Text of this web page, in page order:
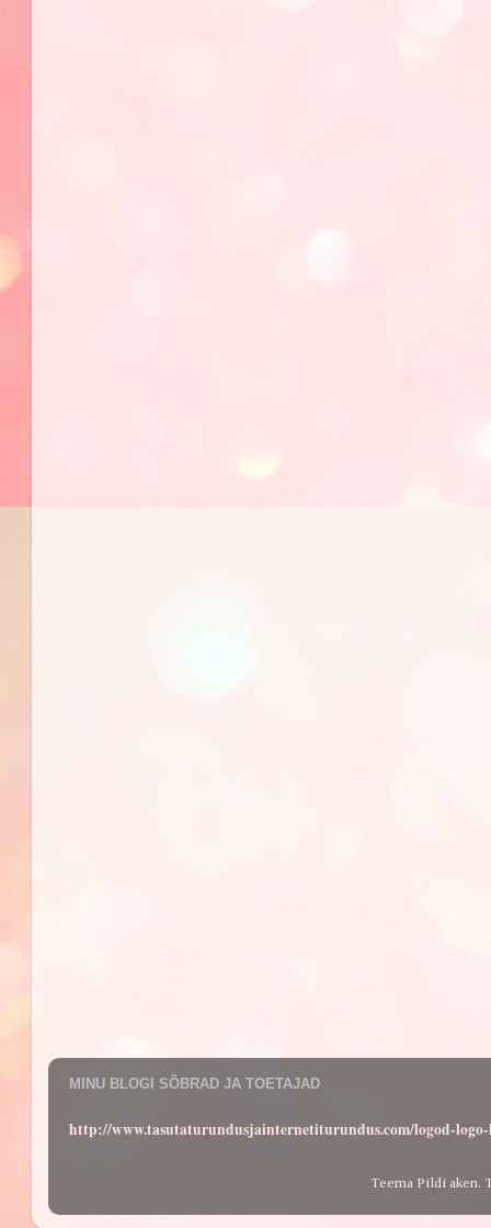
MINU BLOGI SÕBRAD JA TOETAJAD
http://www.tasutaturundusjainternetiturundus.com/logod-
Teema Pildi aken.